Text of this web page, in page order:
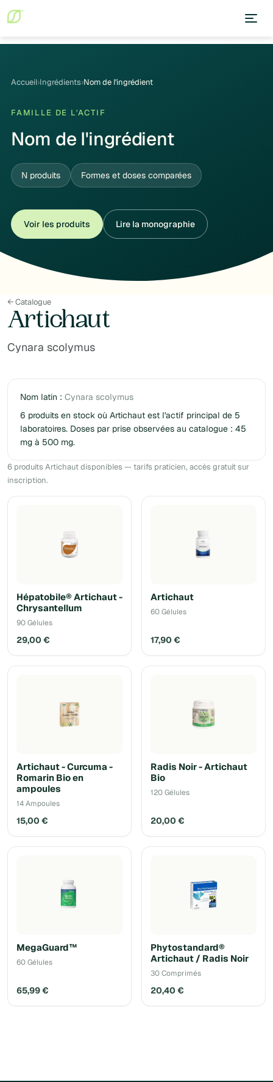
Accueil›Ingrédients›Nom de l'ingrédient
FAMILLE DE L'ACTIF
Nom de l'ingrédient
N produits Formes et doses comparées
Voir les produits Lire la monographie
← Catalogue
Artichaut
Cynara scolymus
Nom latin : Cynara scolymus
6 produits en stock où Artichaut est l'actif principal de 5
laboratoires. Doses par prise observées au catalogue : 45
mg à 500 mg.
6 produits Artichaut disponibles — tarifs praticien, accès gratuit sur
inscription.
Hépatobile® Artichaut -
Chrysantellum
90 Gélules
29,00 €
Artichaut
60 Gélules
17,90 €
Artichaut - Curcuma -
Romarin Bio en
ampoules
14 Ampoules
15,00 €
Radis Noir - Artichaut
Bio
120 Gélules
20,00 €
MegaGuard™
60 Gélules
65,99 €
Phytostandard®
Artichaut / Radis Noir
30 Comprimés
20,40 €